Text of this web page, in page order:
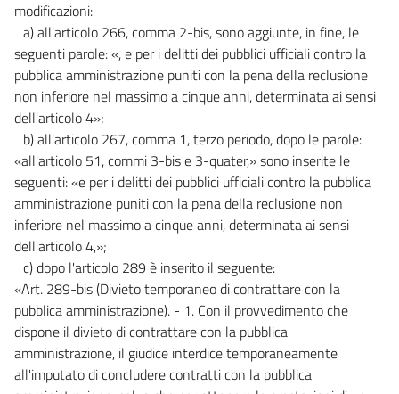
modificazioni:
a) all'articolo 266, comma 2-bis, sono aggiunte, in fine, le
seguenti parole: «, e per i delitti dei pubblici ufficiali contro la
pubblica amministrazione puniti con la pena della reclusione
non inferiore nel massimo a cinque anni, determinata ai sensi
dell'articolo 4»;
b) all'articolo 267, comma 1, terzo periodo, dopo le parole:
«all'articolo 51, commi 3-bis e 3-quater,» sono inserite le
seguenti: «e per i delitti dei pubblici ufficiali contro la pubblica
amministrazione puniti con la pena della reclusione non
inferiore nel massimo a cinque anni, determinata ai sensi
dell'articolo 4,»;
c) dopo l'articolo 289 è inserito il seguente:
«Art. 289-bis (Divieto temporaneo di contrattare con la
pubblica amministrazione). - 1. Con il provvedimento che
dispone il divieto di contrattare con la pubblica
amministrazione, il giudice interdice temporaneamente
all'imputato di concludere contratti con la pubblica